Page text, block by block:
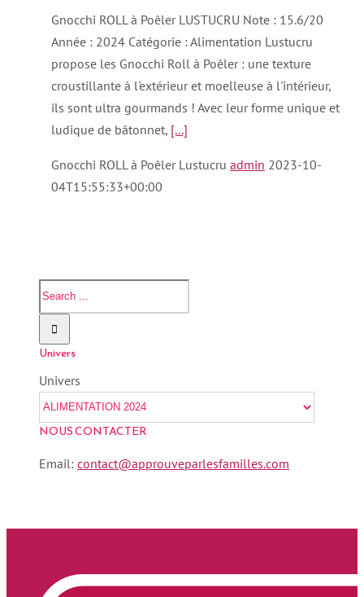
Gnocchi ROLL à Poêler LUSTUCRU Note : 15.6/20
Année : 2024 Catégorie : Alimentation Lustucru
propose les Gnocchi Roll à Poêler : une texture
croustillante à l'extérieur et moelleuse à l'intérieur,
ils sont ultra gourmands ! Avec leur forme unique et
ludique de bâtonnet, [...]
Gnocchi ROLL à Poêler Lustucru admin 2023-10-
04T15:55:33+00:00
Univers
Univers
NOUS CONTACTER
Email: contact@approuveparlesfamilles.com